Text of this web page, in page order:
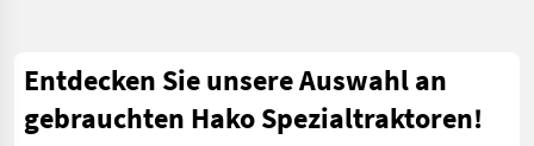
Entdecken Sie unsere Auswahl an
gebrauchten Hako Spezialtraktoren!